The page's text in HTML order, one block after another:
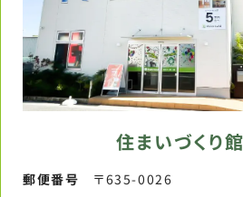
住まいづくり
郵便番号​
〒635-0026